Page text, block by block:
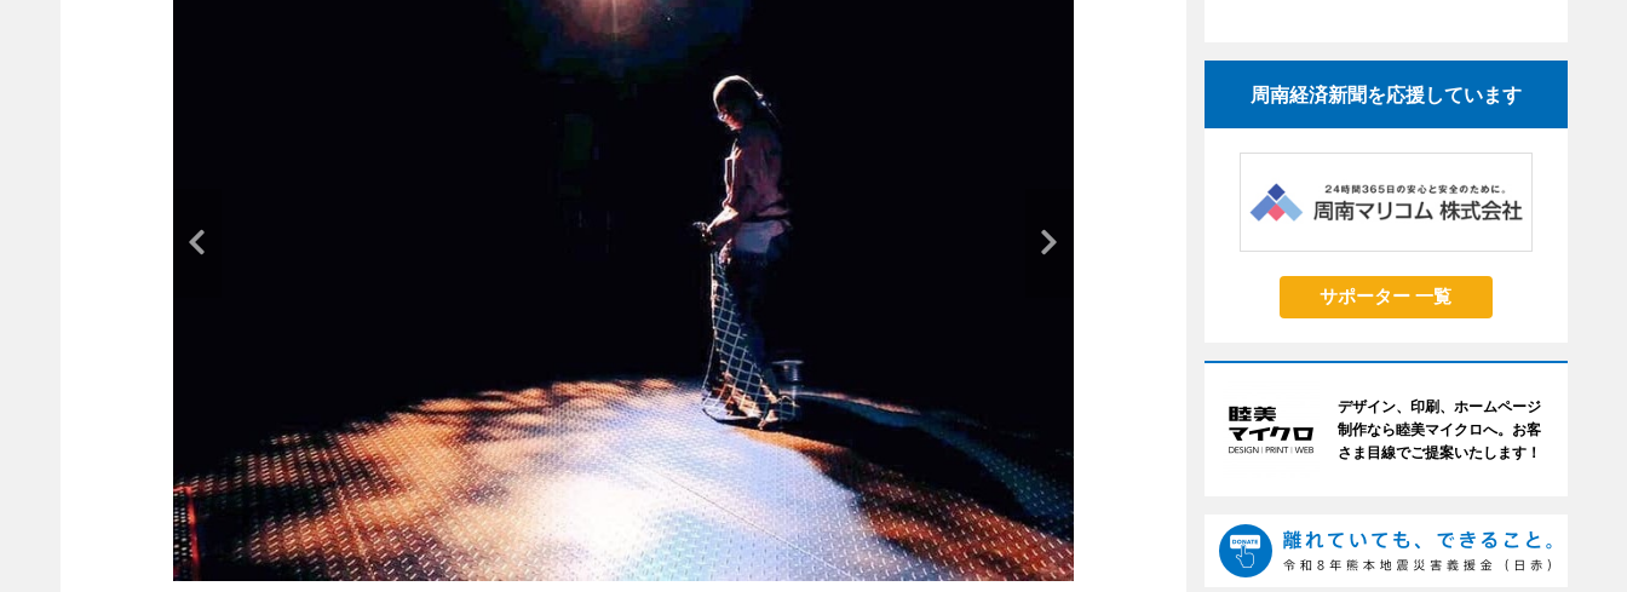
周南経済新聞を応援しています
サポーター 一覧
デザイン、印刷、ホームページ
制作なら睦美マイクロへ。お客
さま目線でご提案いたします！